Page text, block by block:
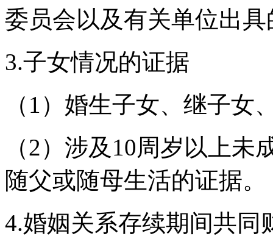
委员会以及有关单位出
3.子女情况的证据
（1）婚生子女、继子女
（2）涉及10周岁以上
随父或随母生活的证据。
4.婚姻关系存续期间共同